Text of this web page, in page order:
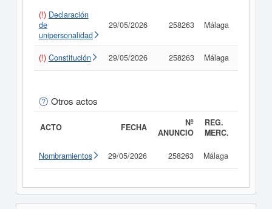
(!) Declaración
de
unipersonalidad
29/05/2026 258263 Málaga
(!) Constitución 29/05/2026 258263 Málaga
Otros actos
ACTO FECHA
Nº
ANUNCIO
REG.
MERC.
Nombramientos 29/05/2026 258263 Málaga